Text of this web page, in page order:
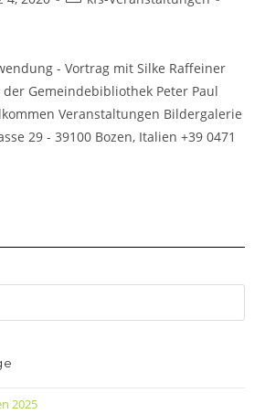
- Vortrag mit Silke Raffeiner
Gemeindebibliothek Peter Paul
Veranstaltungen Bildergalerie
29 - 39100 Bozen, Italien +39 0471
2025